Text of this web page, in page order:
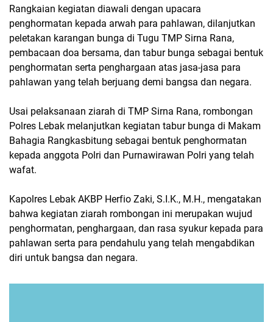
Rangkaian kegiatan diawali dengan upacara
penghormatan kepada arwah para pahlawan, dilanjutkan
peletakan karangan bunga di Tugu TMP Sirna Rana,
pembacaan doa bersama, dan tabur bunga sebagai bentuk
penghormatan serta penghargaan atas jasa-jasa para
pahlawan yang telah berjuang demi bangsa dan negara.
Usai pelaksanaan ziarah di TMP Sirna Rana, rombongan
Polres Lebak melanjutkan kegiatan tabur bunga di Makam
Bahagia Rangkasbitung sebagai bentuk penghormatan
kepada anggota Polri dan Purnawirawan Polri yang telah
wafat.
Kapolres Lebak AKBP Herfio Zaki, S.I.K., M.H., mengatakan
bahwa kegiatan ziarah rombongan ini merupakan wujud
penghormatan, penghargaan, dan rasa syukur kepada para
pahlawan serta para pendahulu yang telah mengabdikan
diri untuk bangsa dan negara.